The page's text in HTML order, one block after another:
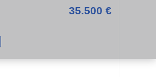
35.500 €